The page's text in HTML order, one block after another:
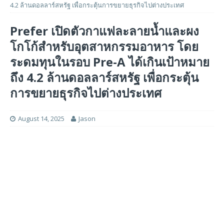
4.2 ล้านดอลลาร์สหรัฐ เพื่อกระตุ้นการขยายธุรกิจไปต่างประเทศ
Prefer เปิดตัวกาแฟละลายน้ำและผง
โกโก้สำหรับอุตสาหกรรมอาหาร โดย
ระดมทุนในรอบ Pre-A ได้เกินเป้าหมาย
ถึง 4.2 ล้านดอลลาร์สหรัฐ เพื่อกระตุ้น
การขยายธุรกิจไปต่างประเทศ
August 14, 2025 Jason